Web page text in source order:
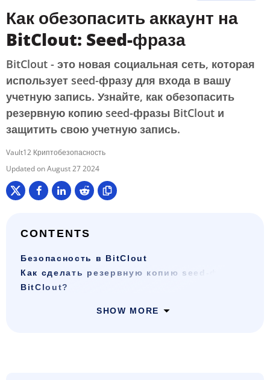
Как обезопасить аккаунт на
BitClout: Seed-фраза
BitClout - это новая социальная сеть, которая
использует seed-фразу для входа в вашу
учетную запись. Узнайте, как обезопасить
резервную копию seed-фразы BitClout и
защитить свою учетную запись.
Vault12 Криптобезопасность
August 27 2024
CONTENTS
Безопасность в BitClout
Как сделать резервную копию seed-фразы
BitClout?
SHOW MORE